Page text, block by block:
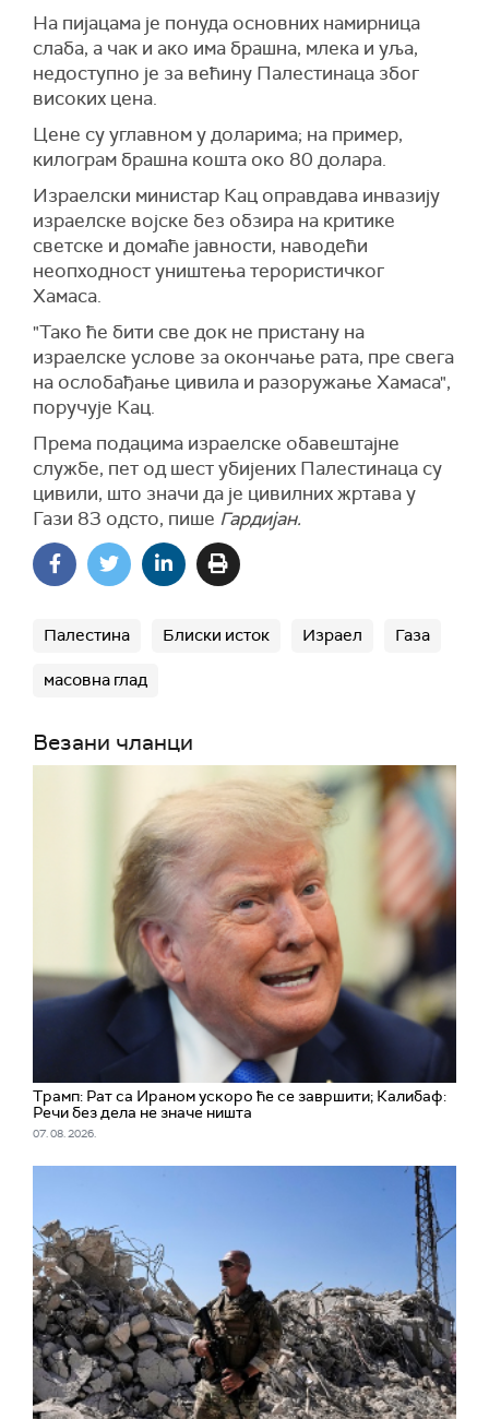
На пијацама је понуда основних намирница
слаба, а чак и ако има брашна, млека и уља,
недоступно је за већину Палестинаца због
високих цена.
Цене су углавном у доларима; на пример,
килограм брашна кошта око 80 долара.
Израелски министар Кац оправдава инвазију
израелске војске без обзира на критике
светске и домаће јавности, наводећи
неопходност уништења терористичког
Хамаса.
"Тако ће бити све док не пристану на
израелске услове за окончање рата, пре свега
на ослобађање цивила и разоружање Хамаса",
поручује Кац.
Према подацима израелске обавештајне
службе, пет од шест убијених Палестинаца су
цивили, што значи да је цивилних жртава у
Гази 83 одсто, пише Гардијан.
Палестина Блиски исток Израел Газа
масовна глад
Везани чланци
Трамп: Рат са Ираном ускоро ће се завршити; Калибаф:
Речи без дела не значе ништа
07. 08. 2026.